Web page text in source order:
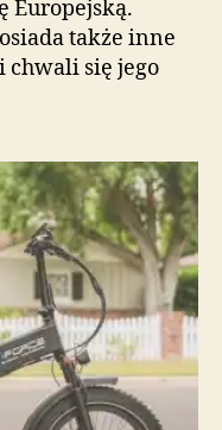
Europejską.
także inne
chwali się jego